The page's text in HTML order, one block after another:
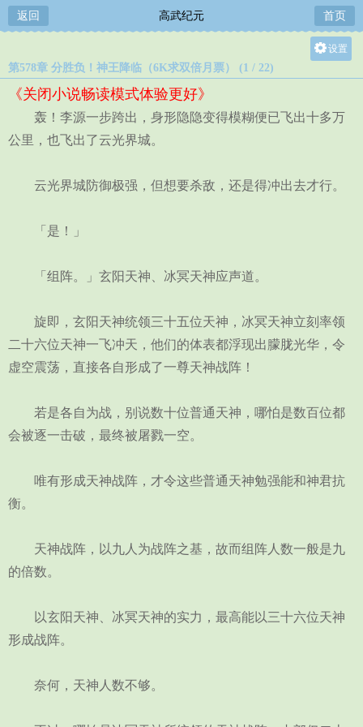
返回 高武纪元 首页
设置
中
第578章 分胜负！神王降临（6K求双倍月票） (1 / 22)
《关闭小说畅读模式体验更好》
轰！李源一步跨出，身形隐隐变得模糊便已飞出十多万
公里，也飞出了云光界城。
云光界城防御极强，但想要杀敌，还是得冲出去才行。
「是！」
「组阵。」玄阳天神、冰冥天神应声道。
旋即，玄阳天神统领三十五位天神，冰冥天神立刻率领
二十六位天神一飞冲天，他们的体表都浮现出朦胧光华，令
虚空震荡，直接各自形成了一尊天神战阵！
若是各自为战，别说数十位普通天神，哪怕是数百位都
会被逐一击破，最终被屠戮一空。
唯有形成天神战阵，才令这些普通天神勉强能和神君抗
衡。
天神战阵，以九人为战阵之基，故而组阵人数一般是九
的倍数。
以玄阳天神、冰冥天神的实力，最高能以三十六位天神
形成战阵。
奈何，天神人数不够。